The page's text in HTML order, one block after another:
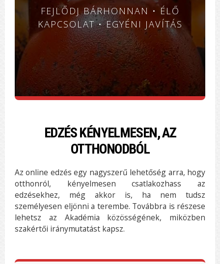
FEJLŐDJ BÁRHONNAN • ÉLŐ
KAPCSOLAT • EGYÉNI JAVÍTÁS
EDZÉS KÉNYELMESEN, AZ
OTTHONODBÓL
Az online edzés egy nagyszerű lehetőség arra, hogy
otthonról, kényelmesen csatlakozhass az
edzésekhez, még akkor is, ha nem tudsz
személyesen eljönni a terembe. Továbbra is részese
lehetsz az Akadémia közösségének, miközben
szakértői iránymutatást kapsz.